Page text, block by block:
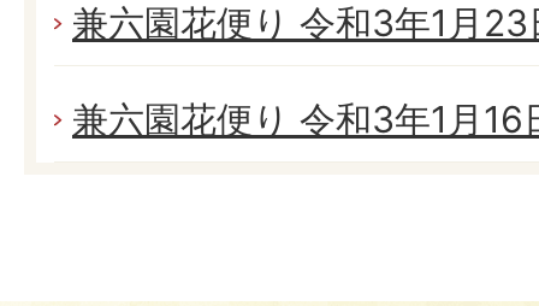
兼六園花便り 令和3年1月
兼六園花便り 令和3年1月